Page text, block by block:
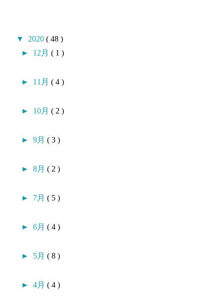
▼ 2020( 48 )
► 12月( 1 )
► 11月( 4 )
► 10月( 2 )
►9月( 3 )
►8月( 2 )
► 7月( 5 )
►6月( 4 )
► 5月( 8 )
►4月( 4 )